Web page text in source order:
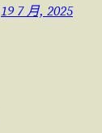
19 7 月, 2025